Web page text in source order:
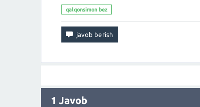
qalqonsimon bez
1 Javob